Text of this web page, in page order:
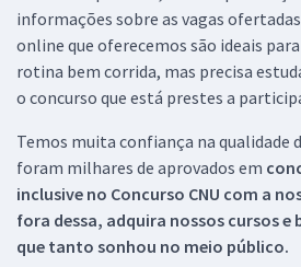
informações sobre as vagas
online que oferecemos são ideais
rotina bem corrida, mas precisa
o concurso que está prestes a
Temos muita confiança na qualidade
foram milhares de aprovados em
inclusive no Concurso CNU com a
fora dessa, adquira nossos cursos e
que tanto sonhou no meio público.